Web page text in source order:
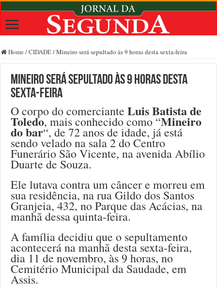
Home /CIDADE/Mineiro será sepultado às 9 horas desta sexta-feira
Mineiro será sepultado às 9 horas desta
sexta-feira
O corpo do comercianteLuis Batista de
Toledo, mais conhecido como “Mineiro
do bar“, de 72 anos de idade, já está
sendo velado na sala 2 do Centro
Funerário São Vicente, na avenida Abílio
Duarte de Souza.
Ele lutava contra um câncer e morreu em
sua residência, na rua Gildo dos Santos
Granjeia, 432, no Parque das Acácias, na
manhã dessa quinta-feira.
A família decidiu que o sepultamento
acontecerá na manhã desta sexta-feira,
dia 11 de novembro, às 9 horas, no
Cemitério Municipal da Saudade, em
Assis.